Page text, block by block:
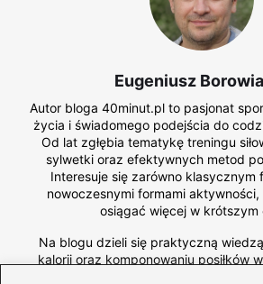
Eugeniusz
Autor bloga 40minut.pl to pasjonat
życia i świadomego podejścia do
Od lat zgłębia tematykę treningu
sylwetki oraz efektywnych metod
Interesuje się zarówno klasycznym
nowoczesnymi formami
osiągać więcej w krótszym
Na blogu dzieli się praktyczną
kalorii oraz komponowaniu posiłków